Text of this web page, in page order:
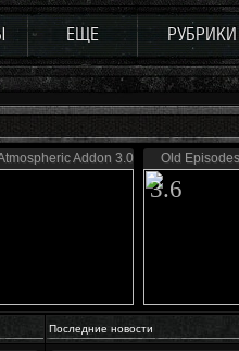
ЕЩЕ РУБРИКИ
Addon 3.0 Old
3.6
Последние новости